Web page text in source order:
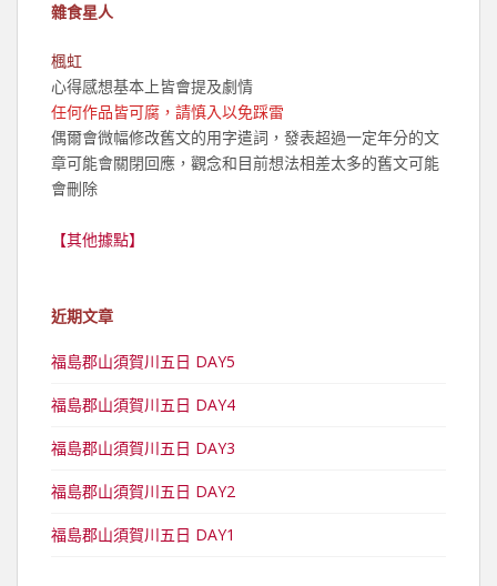
雜食星人
楓虹
心得感想基本上皆會提及劇情
任何作品皆可腐，請慎入以免踩雷
偶爾會微幅修改舊文的用字遣詞，發表超過一定年分的文
章可能會關閉回應，觀念和目前想法相差太多的舊文可能
會刪除
【其他據點】
近期文章
福島郡山須賀川五日 DAY5
福島郡山須賀川五日 DAY4
福島郡山須賀川五日 DAY3
福島郡山須賀川五日 DAY2
福島郡山須賀川五日 DAY1